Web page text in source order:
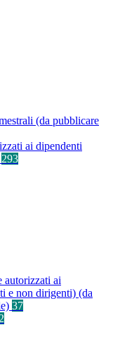
(da pubblicare
ai dipendenti
293
autorizzati ai
e non dirigenti) (da
37
2